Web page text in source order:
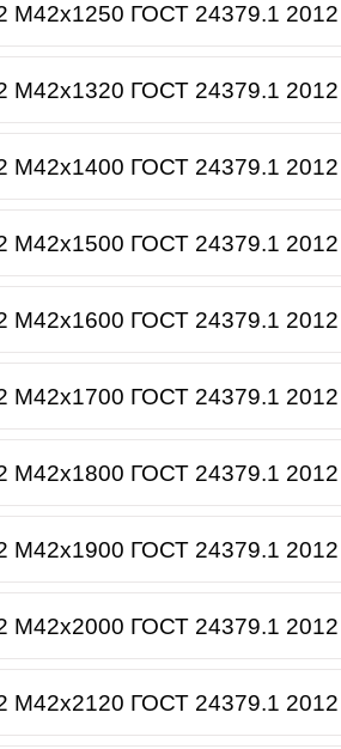
М42х1250 ГОСТ 24379.1 2012
М42х1320 ГОСТ 24379.1 2012
М42х1400 ГОСТ 24379.1 2012
М42х1500 ГОСТ 24379.1 2012
М42х1600 ГОСТ 24379.1 2012
М42х1700 ГОСТ 24379.1 2012
М42х1800 ГОСТ 24379.1 2012
М42х1900 ГОСТ 24379.1 2012
М42х2000 ГОСТ 24379.1 2012
М42х2120 ГОСТ 24379.1 2012